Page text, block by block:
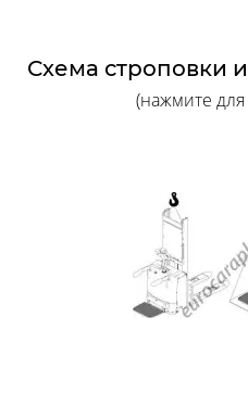
Схема строповки
(нажмите